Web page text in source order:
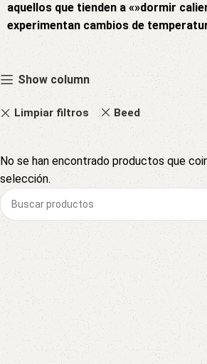
aquellos que tienden a «»dormir
experimentan cambios de
Show column
Limpiar filtros Beed
No se han encontrado productos que
selección.